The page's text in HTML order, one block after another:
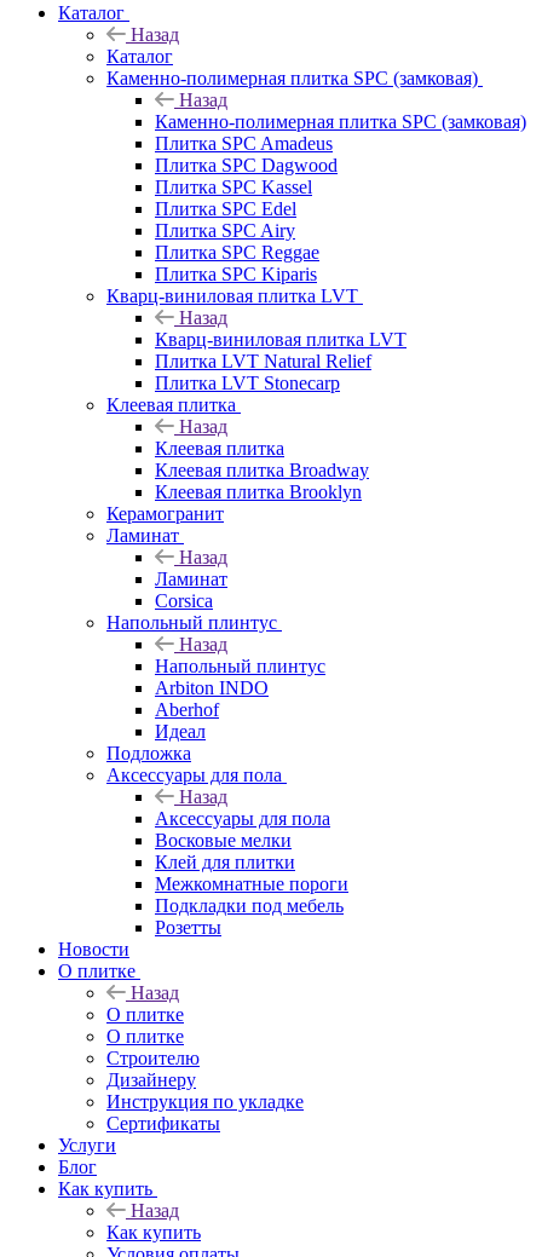
Каталог
Назад
Каталог
Каменно-полимерная плитка SPC (замковая)
Назад
Каменно-полимерная плитка SPC (замковая)
Плитка SPC Amadeus
Плитка SPC Dagwood
Плитка SPC Kassel
Плитка SPC Edel
Плитка SPC Airy
Плитка SPC Reggae
Плитка SPC Kiparis
Кварц-виниловая плитка LVT
Назад
Кварц-виниловая плитка LVT
Плитка LVT Natural Relief
Плитка LVT Stonecarp
Клеевая плитка
Назад
Клеевая плитка
Клеевая плитка Broadway
Клеевая плитка Brooklyn
Керамогранит
Ламинат
Назад
Ламинат
Corsica
Напольный плинтус
Назад
Напольный плинтус
Arbiton INDO
Aberhof
Идеал
Подложка
Аксессуары для пола
Назад
Аксессуары для пола
Восковые мелки
Клей для плитки
Межкомнатные пороги
Подкладки под мебель
Розетты
Новости
О плитке
Назад
О плитке
О плитке
Строителю
Дизайнеру
Инструкция по укладке
Сертификаты
Услуги
Блог
Как купить
Назад
Как купить